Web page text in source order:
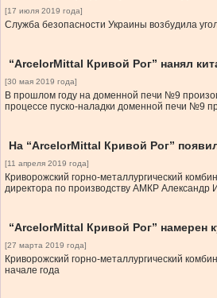
[17 июля 2019 года]
Служба безопасности Украины возбудила
“ArcelorMittal Кривой Рог” нанял
[30 мая 2019 года]
В прошлом году на доменной печи №9
процессе пуско-наладки доменной печи №9
На “ArcelorMittal Кривой Рог”
[11 апреля 2019 года]
Криворожский горно-металлургический
директора по производству АМКР Александр
“ArcelorMittal Кривой Рог” намерен
[27 марта 2019 года]
Криворожский горно-металлургический
начале года